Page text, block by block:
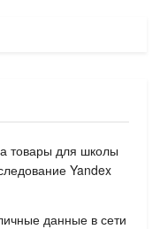
товары для школы
Yandex
данные в сети